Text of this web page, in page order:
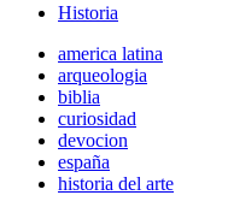
Historia
america latina
arqueologia
biblia
curiosidad
devocion
españa
historia del arte